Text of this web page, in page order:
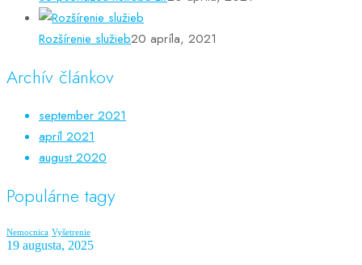
Rozšírenie služieb20 apríla, 2021
Archív článkov
september 2021
apríl 2021
august 2020
Populárne tagy
Nemocnica Vyšetrenie
19 augusta, 2025